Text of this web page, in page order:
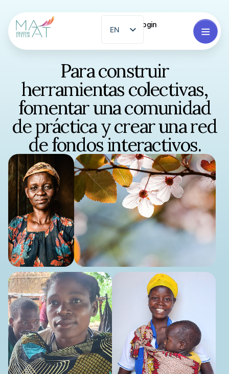
EN
ES
FR
ZH
GL
RO
EL
Login
Para construir
herramientas colectivas,
fomentar una comunidad
de práctica y crear una red
de fondos interactivos.